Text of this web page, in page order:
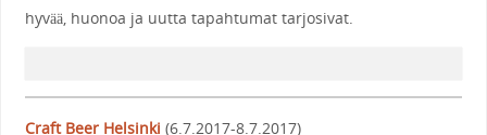
hyvää, huonoa ja uutta tapahtumat tarjosivat.
Craft BeerHelsinki (6.7.2017-8.7.2017)